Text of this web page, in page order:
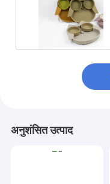
अनुशंसित उत्पाद